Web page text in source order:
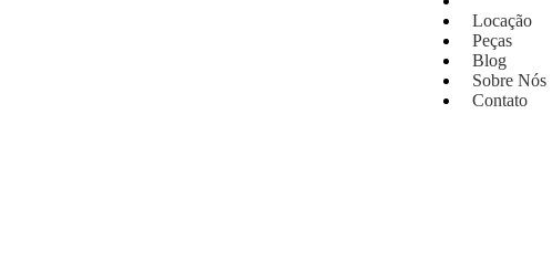
Locação
Peças
Blog
Sobre Nós
Contato